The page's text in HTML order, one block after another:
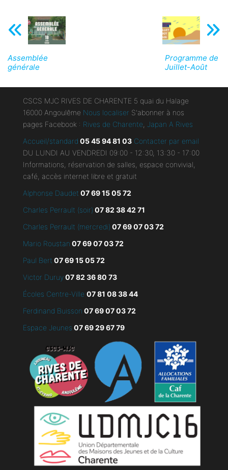
Assemblée
générale
Programme de
Juillet-Août
CSCS MJC RIVES DE CHARENTE 5 quai du Halage
16000 Angoulême Nous localiser S'abonner à nos
pages Facebook : Rives de Charente, Japan A Rives
Accueil/standard 05 45 94 81 03 Contacter par email
DU LUNDI AU VENDREDI 09:00 - 12:30, 13:30 - 17:00
Informations, réservation de salles, espace convivial,
café, accès internet libre et gratuit
Alphonse Daudet 07 69 15 05 72
Charles Perrault (soir) 07 82 38 42 71
Charles Perrault (mercredi) 07 69 07 03 72
Mario Roustan 07 69 07 03 72
Paul Bert 07 69 15 05 72
Victor Duruy07 82 36 80 73
Écoles Centre-Ville 07 81 08 38 44
Ferdinand Buisson 0769 07 03 72
Espace Jeunes 07 69 29 67 79